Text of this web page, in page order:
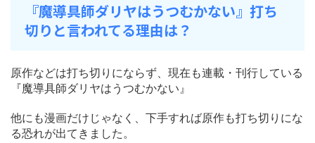
『魔導具師ダリヤはうつむかない』打ち
切りと言われてる理由は？
原作などは打ち切りにならず、現在も連載・刊行している
『魔導具師ダリヤはうつむかない』
他にも漫画だけじゃなく、下手すれば原作も打ち切りにな
る恐れが出てきました。